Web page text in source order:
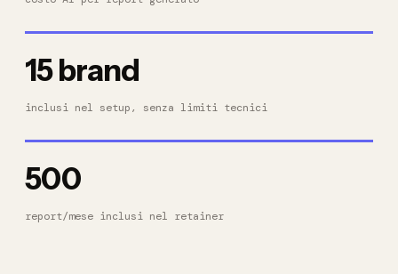
15 brand
inclusi nel setup, senza limiti tecnici
500
report/mese inclusi nel retainer